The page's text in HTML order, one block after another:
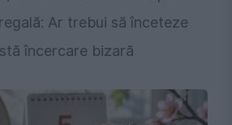
Ar trebui să înceteze
încercare bizară